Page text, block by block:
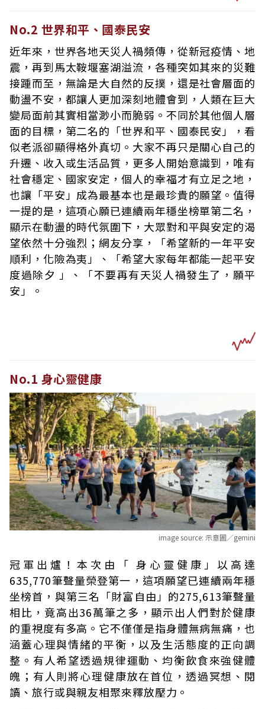
No.2 世界和平、國泰民安
近年來，世界各地天災人禍頻傳，從新冠疫情、地
震，再到馬太鞍堰塞湖溢流，各種突如其來的災難
接踵而至，無論是大自然的反撲，還是社會層面的
動盪不安，都讓人更加深刻地體會到，人類在巨大
變局面前其實相當渺小而脆弱。不同於其他個人層
面的目標，第二名的「世界和平、國泰民安」，看
似老派卻顯得格外真切。大家不再只是關心自己的
升遷、收入或生活品質，更多人開始意識到，唯有
社會穩定、國家安定，個人的幸福才有立足之地，
也讓「平安」成為最基本也是最珍貴的願望。值得
一提的是，這項心願已連續兩年穩坐榜單第二名，
顯示在動盪的時代氛圍下，大眾對和平與安定的渴
望依然十分強烈；網友分享，「希望新的一年平安
順利，化險為夷」、「希望大家每年都能一起平安
度過除夕 」、「不要再有天災人禍發生了，願平
安」。
No.1 身心靈健康
image source: 示意圖／gemini
冠軍出爐！本次由「 身心靈健康」以高達
635,770筆聲量榮登第一，這項願望已連續兩年穩
坐榜首，與第三名「財富自由」的275,613筆聲量
相比，竟高出36萬筆之多，顯示出人們對於健康
的重視度有多高。它不僅僅是指身體無病無痛，也
涵蓋心理與情緒的平衡，以及生活態度的正向調
整。有人希望透過規律運動、均衡飲食來強健體
魄；有人則將心理健康放在首位，透過冥想、閱
讀、旅行或與親友相聚來釋放壓力。